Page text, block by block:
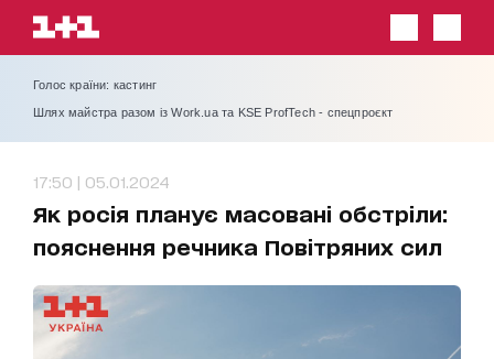
Голос країни: кастинг
Шлях майстра разом із Work.ua та KSE ProfTech - спецпроєкт
17:50 | 05.01.2024
Як росія планує масовані обстріли:
пояснення речника Повітряних сил